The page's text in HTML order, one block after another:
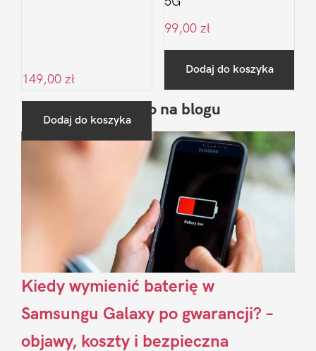
149,00 zł
Dodaj do koszyka
99,00 zł
Dodaj do koszyka
Pierwszy
Sidebar
Ostatnio na blogu
Kiedy wymienić baterię w
Samsungu Galaxy po gwarancji? –
objawy, koszty i bezpieczna